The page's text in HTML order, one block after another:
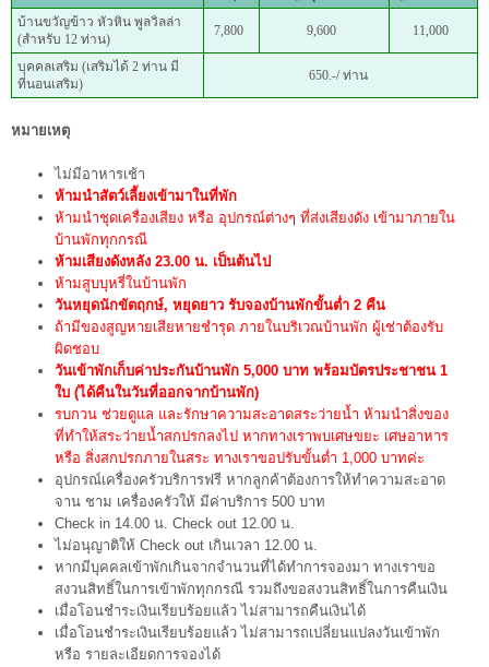
บ้านขวัญข้าว หัวหิน พูลวิลล่า
(สำหรับ 12 ท่าน)
7,800 9,600 11,000
บุคคลเสริม (เสริมได้ 2 ท่าน มี
ที่นอนเสริม)
650.-/ ท่าน
หมายเหตุ
ไม่มีอาหารเช้า
ห้ามนำสัตว์เลี้ยงเข้ามาในที่พัก
ห้ามนำชุดเครื่องเสียง หรือ อุปกรณ์ต่างๆ ที่ส่งเสียงดัง เข้ามาภายใน
บ้านพักทุกกรณี
ห้ามเสียงดังหลัง 23.00 น. เป็นต้นไป
ห้ามสูบบุหรี่ในบ้านพัก
วันหยุดนักขัตฤกษ์, หยุดยาว รับจองบ้านพักขั้นต่ำ 2 คืน
ถ้ามีของสูญหายเสียหายชำรุด ภายในบริเวณบ้านพัก ผู้เช่าต้องรับ
ผิดชอบ
วันเข้าพักเก็บค่าประกันบ้านพัก 5,000 บาท พร้อมบัตรประชาชน 1
ใบ (ได้คืนในวันที่ออกจากบ้านพัก)
รบกวน ช่วยดูแล และรักษาความสะอาดสระว่ายน้ำ ห้ามนำสิ่งของ
ที่ทำให้สระว่ายน้ำสกปรกลงไป หากทางเราพบเศษขยะ เศษอาหาร
หรือ สิ่งสกปรกภายในสระ ทางเราขอปรับขั้นต่ำ 1,000 บาทค่ะ
อุปกรณ์เครื่องครัวบริการฟรี หากลูกค้าต้องการให้ทำความสะอาด
จาน ชาม เครื่องครัวให้ มีค่าบริการ 500 บาท
Check in 14.00 น. Check out 12.00 น.
ไม่อนุญาติให้ Check out เกินเวลา 12.00 น.
หากมีบุคคลเข้าพักเกินจากจำนวนที่ได้ทำการจองมา ทางเราขอ
สงวนสิทธิ์ในการเข้าพักทุกกรณี รวมถึงขอสงวนสิทธิ์ในการคืนเงิน
เมื่อโอนชำระเงินเรียบร้อยแล้ว ไม่สามารถคืนเงินได้
เมื่อโอนชำระเงินเรียบร้อยแล้ว ไม่สามารถเปลี่ยนแปลงวันเข้าพัก
หรือ รายละเอียดการจองได้